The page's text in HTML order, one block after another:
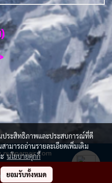
อสินค้า
1
ประสิทธิภาพและประสบการณ์ที่ดี
ามารถอ่านรายละเอียดเพิ่มเติม
นโยบายคุกกี้
ยอมรับทั้งหมด